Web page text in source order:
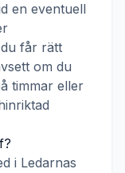
en eventuell
får rätt
om du
timmar eller
?
i Ledarnas